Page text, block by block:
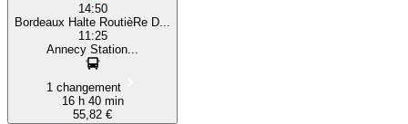
14:50
Bordeaux Halte RoutièRe D...
11:25
Annecy Station...
1 changement
16 h 40 min
55,82 €